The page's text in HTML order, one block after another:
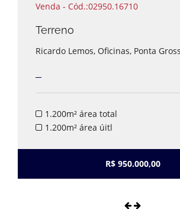
Venda - Cód.:02950.16710
Terreno
Ricardo Lemos, Oficinas, Ponta
1.200m² área total
1.200m² área úitl
R$ 950.000,00